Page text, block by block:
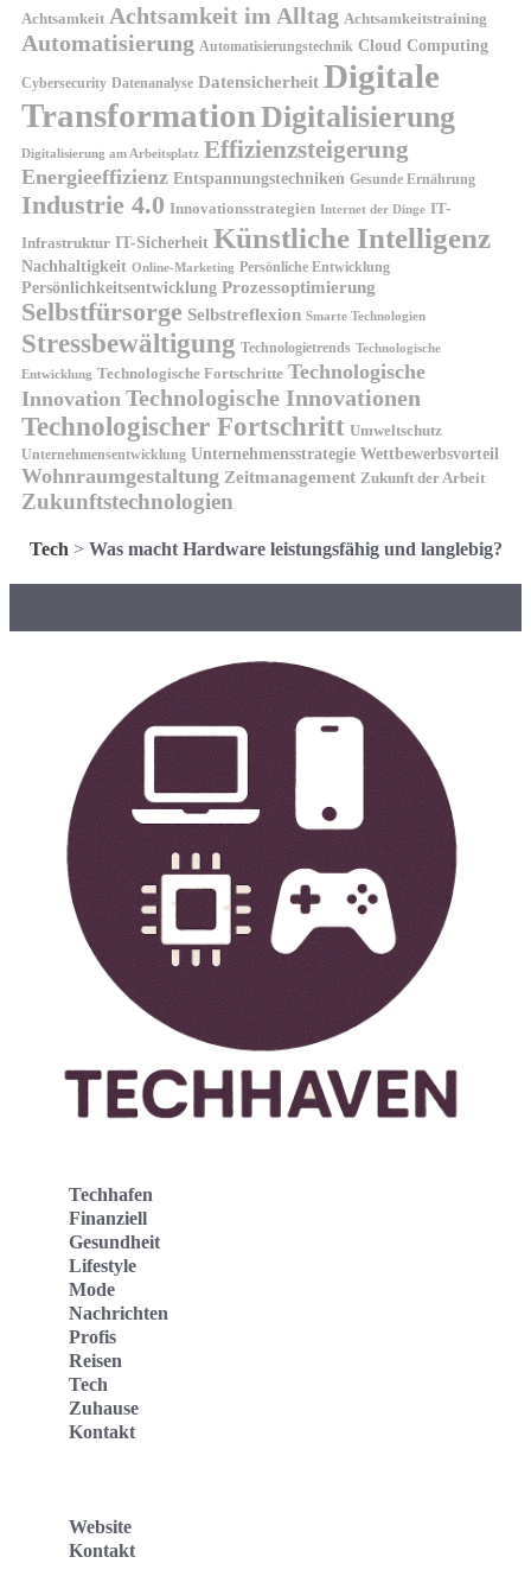
Achtsamkeit Achtsamkeit im Alltag Achtsamkeitstraining
Automatisierung Automatisierungstechnik Cloud Computing
Cybersecurity Datenanalyse Datensicherheit Digitale
TransformationDigitalisierung
Digitalisierung am Arbeitsplatz Effizienzsteigerung
Energieeffizienz Entspannungstechniken Gesunde Ernährung
Industrie 4.0 Innovationsstrategien Internet der Dinge IT-
Infrastruktur IT-Sicherheit Künstliche Intelligenz
Nachhaltigkeit Online-Marketing Persönliche Entwicklung
Persönlichkeitsentwicklung Prozessoptimierung
Selbstfürsorge Selbstreflexion Smarte Technologien
Stressbewältigung Technologietrends Technologische
Entwicklung Technologische Fortschritte Technologische
Innovation Technologische Innovationen
Technologischer Fortschritt Umweltschutz
Unternehmensentwicklung Unternehmensstrategie Wettbewerbsvorteil
Wohnraumgestaltung Zeitmanagement Zukunft der Arbeit
Zukunftstechnologien
Tech > Was macht Hardware leistungsfähig und langlebig?
Techhafen
Finanziell
Gesundheit
Lifestyle
Mode
Nachrichten
Profis
Reisen
Tech
Zuhause
Kontakt
Website
Kontakt